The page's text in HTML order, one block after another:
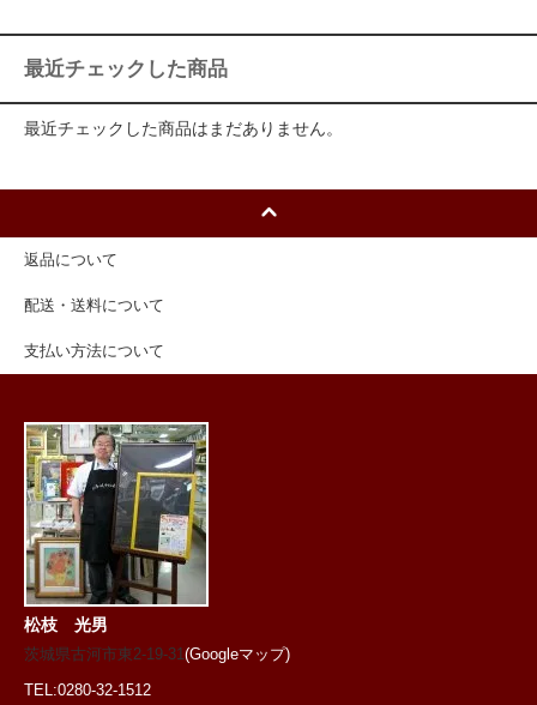
最近チェックした商品
最近チェックした商品はまだありません。
返品について
配送・送料について
支払い方法について
松枝 光男
茨城県古河市東2-19-31(Googleマップ)
TEL:0280-32-1512